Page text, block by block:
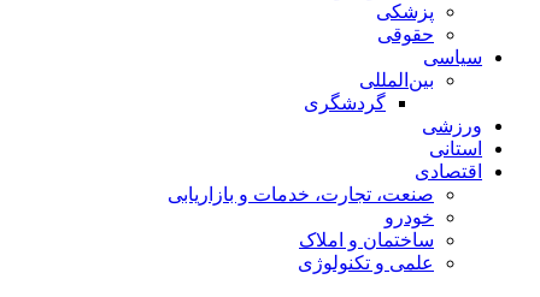
پزشکی
حقوقی
سیاسی
بین‌المللی
گردشگری
ورزشی
استانی
اقتصادی
صنعت، تجارت، خدمات و بازاریابی
خودرو
ساختمان و املاک
علمی و تکنولوژی